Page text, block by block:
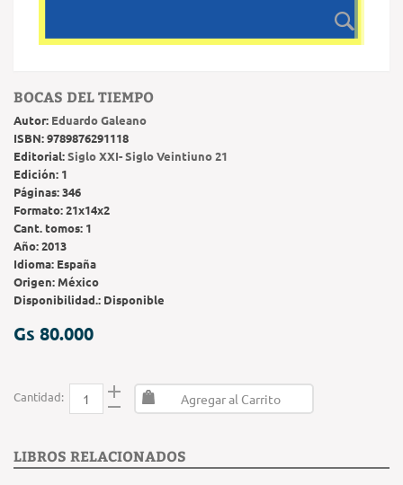
BOCAS DEL TIEMPO
Autor: Eduardo Galeano
ISBN:9789876291118
Editorial:Siglo XXI- Siglo Veintiuno 21
Edición: 1
Páginas:346
Formato:21x14x2
Cant. tomos: 1
Año:2013
Idioma: España
Origen:México
Disponibilidad.: Disponible
Gs 80.000
Cantidad: Agregar al Carrito
LIBROS RELACIONADOS